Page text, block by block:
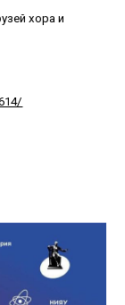
хора и